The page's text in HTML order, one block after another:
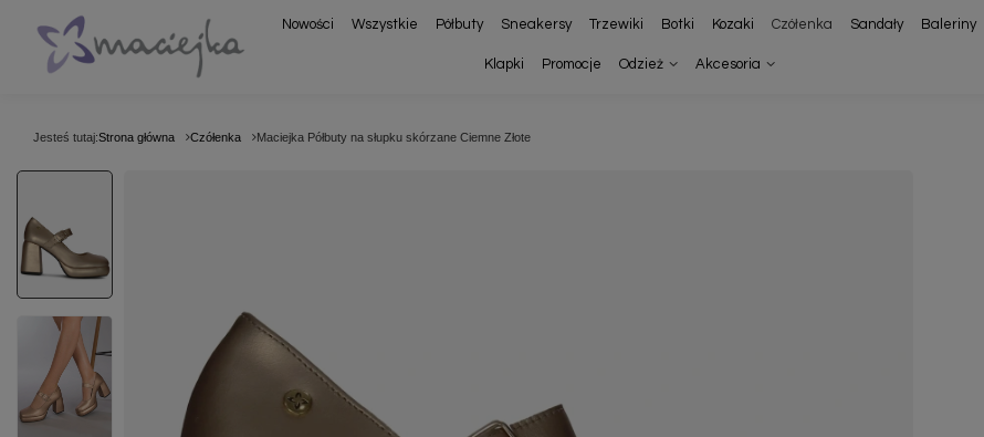
Nowości Wszystkie Półbuty Sneakersy Trzewiki Botki Kozaki Czółenka Sandały Baleriny
Klapki Promocje Odzież Akcesoria
Jesteś tutaj:Strona główna Czółenka Maciejka Półbuty na słupku skórzane Ciemne Złote